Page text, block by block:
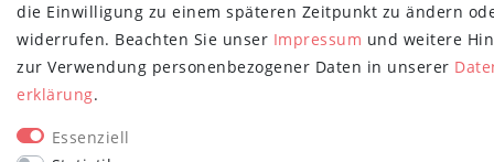
die Einwilligung zu einem späteren Zeitpunkt zu ändern
widerrufen. Beachten Sie unser Impressum und weitere
zur Verwendung personenbezogener Daten in unserer
erklärung.
Essenziell